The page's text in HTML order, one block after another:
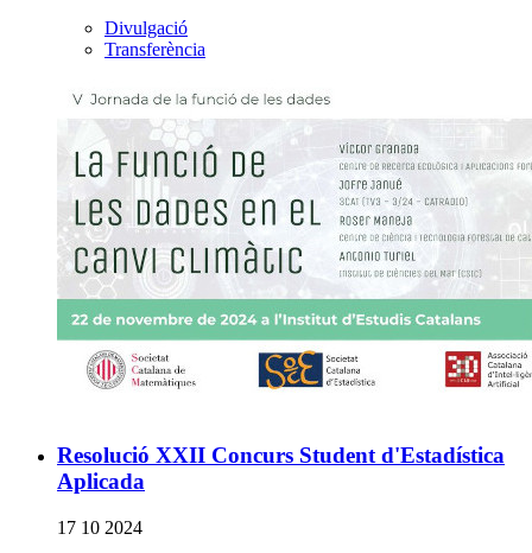
Divulgació
Transferència
Resolució XXII Concurs Student d'Estadística
Aplicada
17 10 2024